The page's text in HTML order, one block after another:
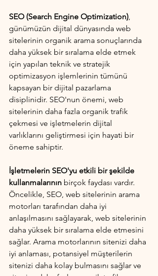
SEO (Search Engine Optimization),
günümüzün dijital dünyasında web
sitelerinin organik arama sonuçlarında
daha yüksek bir sıralama elde etmek
için yapılan teknik ve stratejik
optimizasyon işlemlerinin tümünü
kapsayan bir dijital pazarlama
disiplinidir. SEO'nun önemi, web
sitelerinin daha fazla organik trafik
çekmesi ve işletmelerin dijital
varlıklarını geliştirmesi için hayati bir
öneme sahiptir.
İşletmelerin SEO'yu etkili bir şekilde
kullanmalarının birçok faydası vardır.
Öncelikle, SEO, web sitelerinin arama
motorları tarafından daha iyi
anlaşılmasını sağlayarak, web sitelerinin
daha yüksek bir sıralama elde etmesini
sağlar. Arama motorlarının sitenizi daha
iyi anlaması, potansiyel müşterilerin
sitenizi daha kolay bulmasını sağlar ve